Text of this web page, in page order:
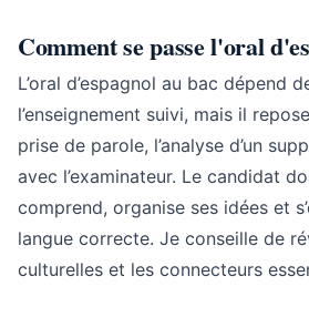
Comment se passe l'oral
L’oral d’espagnol au bac dépend
l’enseignement suivi, mais il
prise de parole, l’analyse d’un
avec l’examinateur. Le candidat
comprend, organise ses idées et
langue correcte. Je conseille de
culturelles et les connecteurs